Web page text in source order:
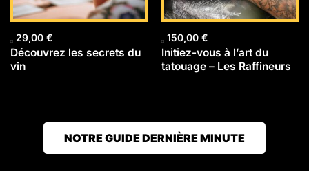
29,00 €
Découvrez les secrets du
vin
150,00 €
Initiez-vous à l’art du
tatouage – Les Raffineurs
NOTRE GUIDE DERNIÈRE MINUTE